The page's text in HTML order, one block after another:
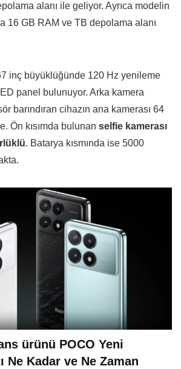
alanı ile geliyor. Ayrıca modelin
16 GB RAM ve TB depolama alanı
inç büyüklüğünde 120 Hz yenileme
panel bulunuyor. Arka kamera
barındıran cihazın ana kamerası 64
Ön kısımda bulunan selfie kamerası
. Batarya kısmında ise 5000
ürünü POCO Yeni
Ne Kadar ve Ne Zaman